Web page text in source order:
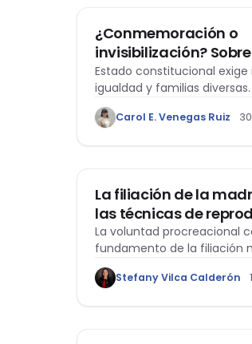
¿Conmemoración o
invisibilización?
declara el mes de
“Mes de la Vida y la
Estado constitucional exige
igualdad y familias diversas.
Carol E. Venegas Ruiz
La filiación de la
las técnicas de
asistida heterólogas:
sistema tradicional
filiación matrimonial
La voluntad procreacional
fundamento de la filiación
técnicas de reproducción
heterólogas.
Stefany Vilca Calderón